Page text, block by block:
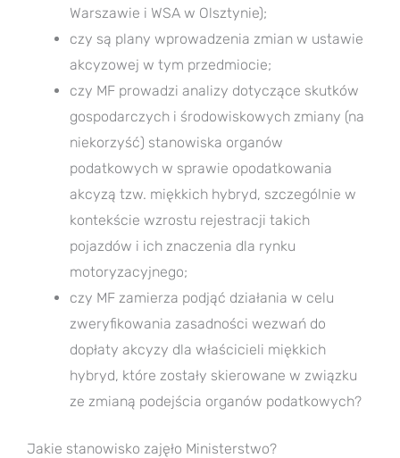
Warszawie i WSA w Olsztynie);
czy są plany wprowadzenia zmian w ustawie
akcyzowej w tym przedmiocie;
czy MF prowadzi analizy dotyczące skutków
gospodarczych i środowiskowych zmiany (na
niekorzyść) stanowiska organów
podatkowych w sprawie opodatkowania
akcyzą tzw. miękkich hybryd, szczególnie w
kontekście wzrostu rejestracji takich
pojazdów i ich znaczenia dla rynku
motoryzacyjnego;
czy MF zamierza podjąć działania w celu
zweryfikowania zasadności wezwań do
dopłaty akcyzy dla właścicieli miękkich
hybryd, które zostały skierowane w związku
ze zmianą podejścia organów podatkowych?
Jakie stanowisko zajęło Ministerstwo?